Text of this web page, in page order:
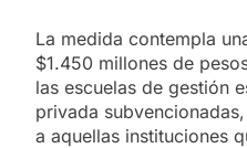
La medida contempla
$1.450 millones de
las escuelas de gestión
privada
a aquellas instituciones